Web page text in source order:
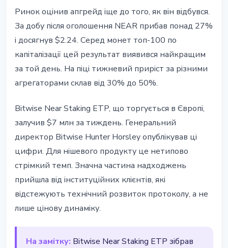
Ринок оцінив апгрейд іще до того, як він відбувся.
За добу після оголошення NEAR прибав понад 27%
і досягнув $2.24. Серед монет топ-100 по
капіталізації цей результат виявився найкращим
за той день. На піці тижневий приріст за різними
агрегаторами склав від 30% до 50%.
Bitwise Near Staking ETP, що торгується в Європі,
залучив $7 млн за тиждень. Генеральний
директор Bitwise Hunter Horsley опублікував ці
цифри. Для нішевого продукту це нетипово
стрімкий темп. Значна частина надходжень
прийшла від інституційних клієнтів, які
відстежують технічний розвиток протоколу, а не
лише цінову динаміку.
На замітку: Bitwise Near Staking ETP зібрав